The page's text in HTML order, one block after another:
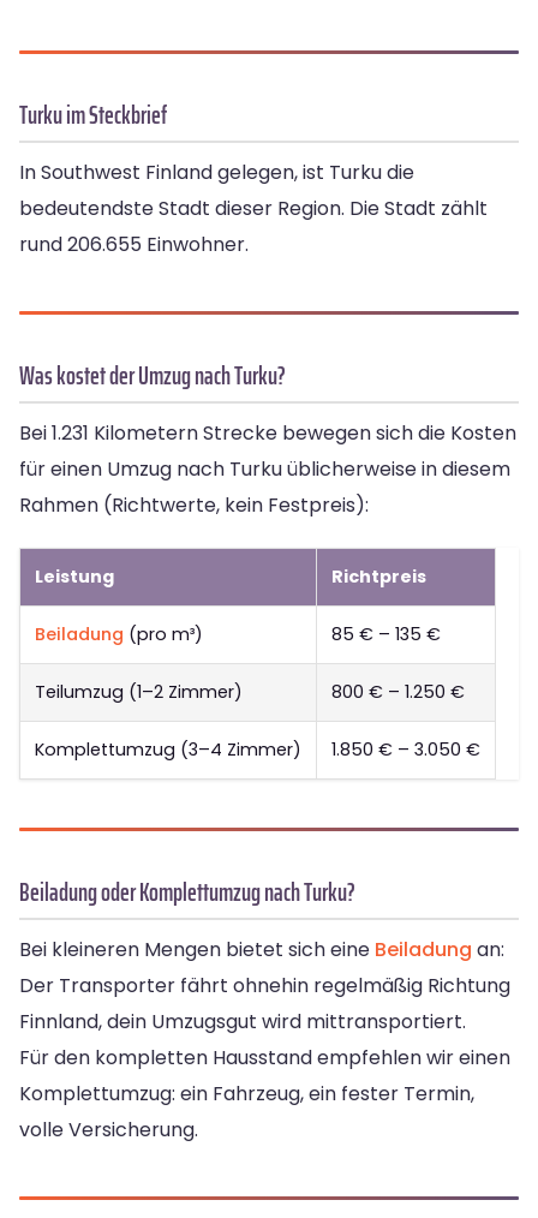
Turku im Steckbrief
In Southwest Finland gelegen, ist Turku die
bedeutendste Stadt dieser Region. Die Stadt zählt
rund 206.655 Einwohner.
Was kostet der Umzug nach Turku?
Bei 1.231 Kilometern Strecke bewegen sich die Kosten
für einen Umzug nach Turku üblicherweise in diesem
Rahmen (Richtwerte, kein Festpreis):
Leistung Richtpreis
Beiladung (pro m³) 85 € – 135 €
Teilumzug (1–2 Zimmer) 800 € – 1.250 €
Komplettumzug (3–4 Zimmer) 1.850 € – 3.050 €
Beiladung oder Komplettumzug nach Turku?
Bei kleineren Mengen bietet sich eine Beiladung an:
Der Transporter fährt ohnehin regelmäßig Richtung
Finnland, dein Umzugsgut wird mittransportiert.
Für den kompletten Hausstand empfehlen wir einen
Komplettumzug: ein Fahrzeug, ein fester Termin,
volle Versicherung.